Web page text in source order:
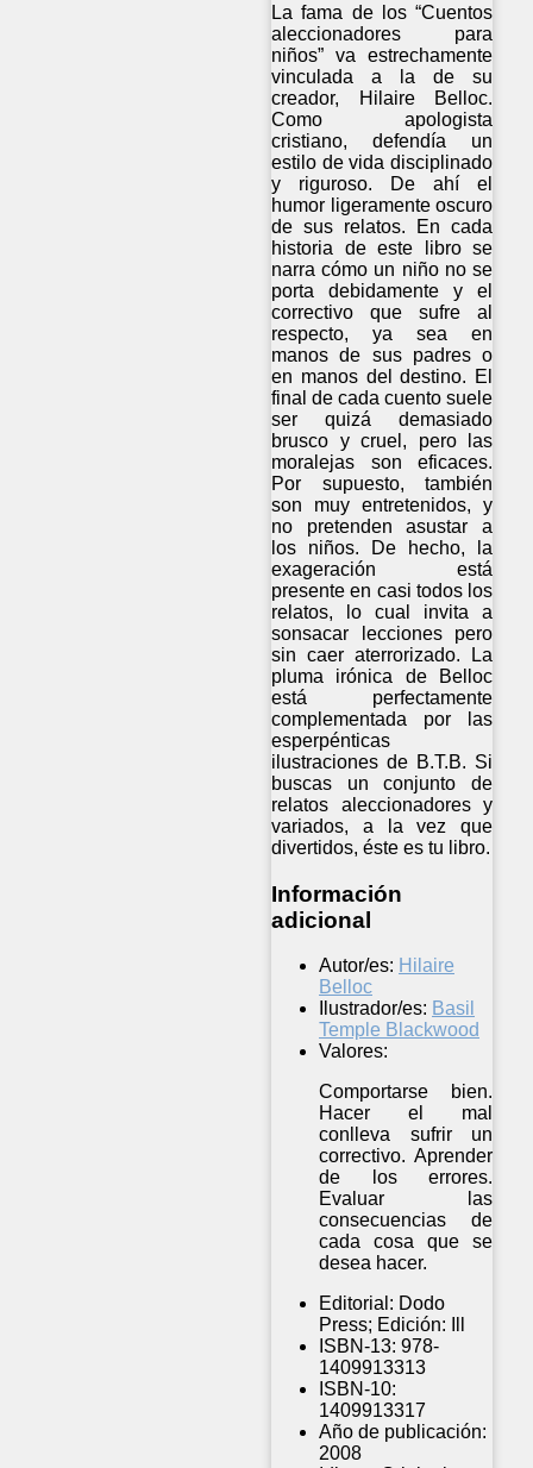
La fama de los “Cuentos
aleccionadores para
niños” va estrechamente
vinculada a la de su
creador, Hilaire Belloc.
Como apologista
cristiano, defendía un
estilo de vida disciplinado
y riguroso. De ahí el
humor ligeramente oscuro
de sus relatos. En cada
historia de este libro se
narra cómo un niño no se
porta debidamente y el
correctivo que sufre al
respecto, ya sea en
manos de sus padres o
en manos del destino. El
final de cada cuento suele
ser quizá demasiado
brusco y cruel, pero las
moralejas son eficaces.
Por supuesto, también
son muy entretenidos, y
no pretenden asustar a
los niños. De hecho, la
exageración está
presente en casi todos los
relatos, lo cual invita a
sonsacar lecciones pero
sin caer aterrorizado. La
pluma irónica de Belloc
está perfectamente
complementada por las
esperpénticas
ilustraciones de B.T.B. Si
buscas un conjunto de
relatos aleccionadores y
variados, a la vez que
divertidos, éste es tu libro.
Información
adicional
Autor/es: Hilaire
Belloc
Ilustrador/es: Basil
Temple Blackwood
Valores:
Comportarse bien.
Hacer el mal
conlleva sufrir un
correctivo. Aprender
de los errores.
Evaluar las
consecuencias de
cada cosa que se
desea hacer.
Editorial: Dodo
Press; Edición: Ill
ISBN-13: 978-
1409913313
ISBN-10:
1409913317
Año de publicación:
2008